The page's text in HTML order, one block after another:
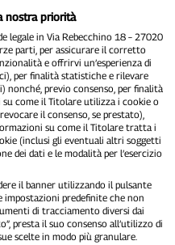
indipendente
1/2/2021 - Tribunale di Pavia
Srls- P.IVA
Secchi- Vicedirettore:Federico
lo trovi su P300.it"
2012-2026
nostra priorità
legale in Via Rebecchino 18 – 27020
parti, per assicurare il corretto
e offrirvi un’esperienza di
per finalità statistiche e rilevare
nonché, previo consenso, per finalità
come il Titolare utilizza i cookie o
il consenso, se prestato),
su come il Titolare tratta i
(inclusi gli eventuali altri soggetti
dei dati e le modalità per l’esercizio
il banner utilizzando il pulsante
impostazioni predefinite che non
di tracciamento diversi dai
presta il suo consenso all’utilizzo di
scelte in modo più granulare.